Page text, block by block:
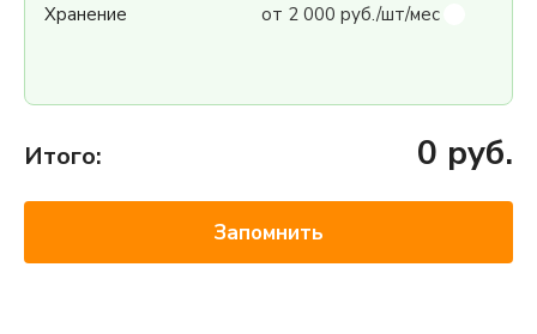
Хранение от 2 000 руб./шт/мес
Итого: 0 руб.
Запомнить